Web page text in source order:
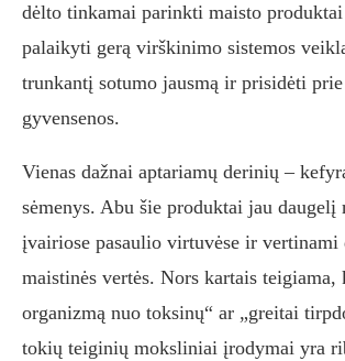
dėlto tinkamai parinkti maisto
palaikyti gerą virškinimo sistemos
trunkantį sotumo jausmą ir prisidėti
gyvensenos.
Vienas dažnai aptariamų derinių –
sėmenys. Abu šie produktai jau daugelį
įvairiose pasaulio virtuvėse ir vertinami
maistinės vertės. Nors kartais teigiama,
organizmą nuo toksinų“ ar „greitai
tokių teiginių moksliniai įrodymai yra